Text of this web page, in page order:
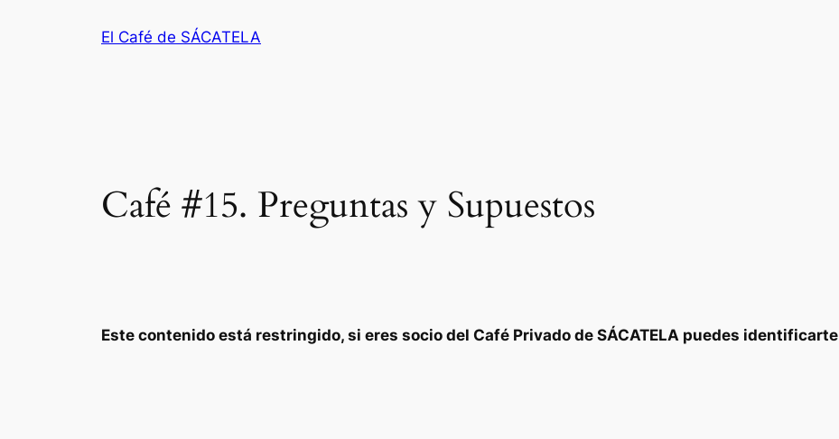
El Café de SÁCATELA
Café #15. Preguntas y Supuestos
Este contenido está restringido, si eres socio del Café Privado de SÁCATELA puedes identificarte